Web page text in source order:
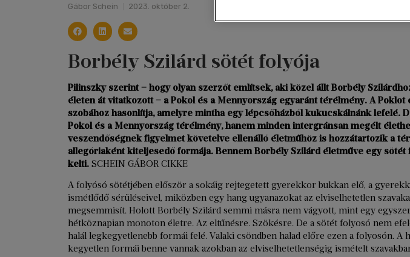
Gábor Schein 2023. október 2.
Borbély Szilárd sötét folyója
Pilinszky szerint ‒ hogy olyan szerzőt említsek, aki közel állt Borbély
életen át vitatkozott ‒ a Pokol és a Mennyország egyaránt térélmény. A Poklot
szobához hasonlítja, amelyre mintha egy lépcsőházból kukucskálnánk lefelé.
Pokol és a Mennyország térélmény, hanem minden intergránsan megélt
veszendőségnek figyelmet követelve ellenálló életműhöz is hozzátartozik a
allegóriaként kiteljesedő formája. Bennem Borbély Szilárd életműve egy sötét
kelti. SCHEIN GÁBOR CIKKE
A folyósó sötétjében először a sokáig rejtegetett gyerekkor bukkan elő, a
ismétlődő sérüléseivel, miközben egy hang ugyanazokat az elviselhetetlen
megsemmisít. Holott Borbély Szilárd semmi másra nem vágyott, mint egy
hétköznapian monoton életre. Az eltűnésre. Szökésre. De a sötét folyosó nem
halál legkegyetlenebb formái felé. Valaki csöndben halad előre ezen a folyosón. A
kegyetlen formái benne vannak azokban az elviselhetetlenségig ismételt